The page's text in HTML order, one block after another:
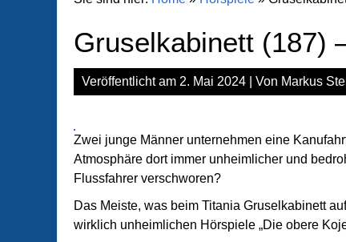
Gruselkabinett (187)
Veröffentlicht am 2. Mai 2024 | Von Markus
Zwei junge Männer unternehmen eine
Atmosphäre dort immer unheimlicher und
Flussfahrer verschworen?
Das Meiste, was beim Titania Gruselkabinett
wirklich unheimlichen Hörspiele „Die obere